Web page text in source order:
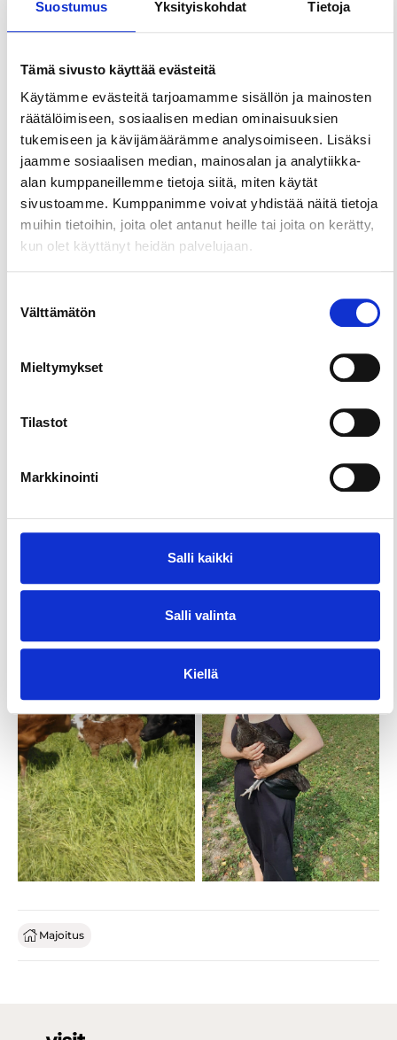
Suostumus Yksityiskohdat Tietoja
Tämä sivusto käyttää evästeitä
Käytämme evästeitä tarjoamamme sisällön ja mainosten
räätälöimiseen, sosiaalisen median ominaisuuksien
tukemiseen ja kävijämäärämme analysoimiseen. Lisäksi
jaamme sosiaalisen median, mainosalan ja analytiikka-
alan kumppaneillemme tietoja siitä, miten käytät
sivustoamme. Kumppanimme voivat yhdistää näitä tietoja
muihin tietoihin, joita olet antanut heille tai joita on kerätty,
kun olet käyttänyt heidän palvelujaan.
valinta
Välttämätön
Mieltymykset
Tilastot
Markkinointi
Salli kaikki
Salli valinta
Kiellä
luvulta peräisin olevia tiloja ja aittamuseota.
bussilla. Kyläkauppaan, lounaskahvilaan ja
on vain 5 km:n päässä. Sijaitsemme myös aivan
Pyhäjärvi-pyöräreitin varrella puolimatkan
krouvissa Tampereelta.
Majoitus